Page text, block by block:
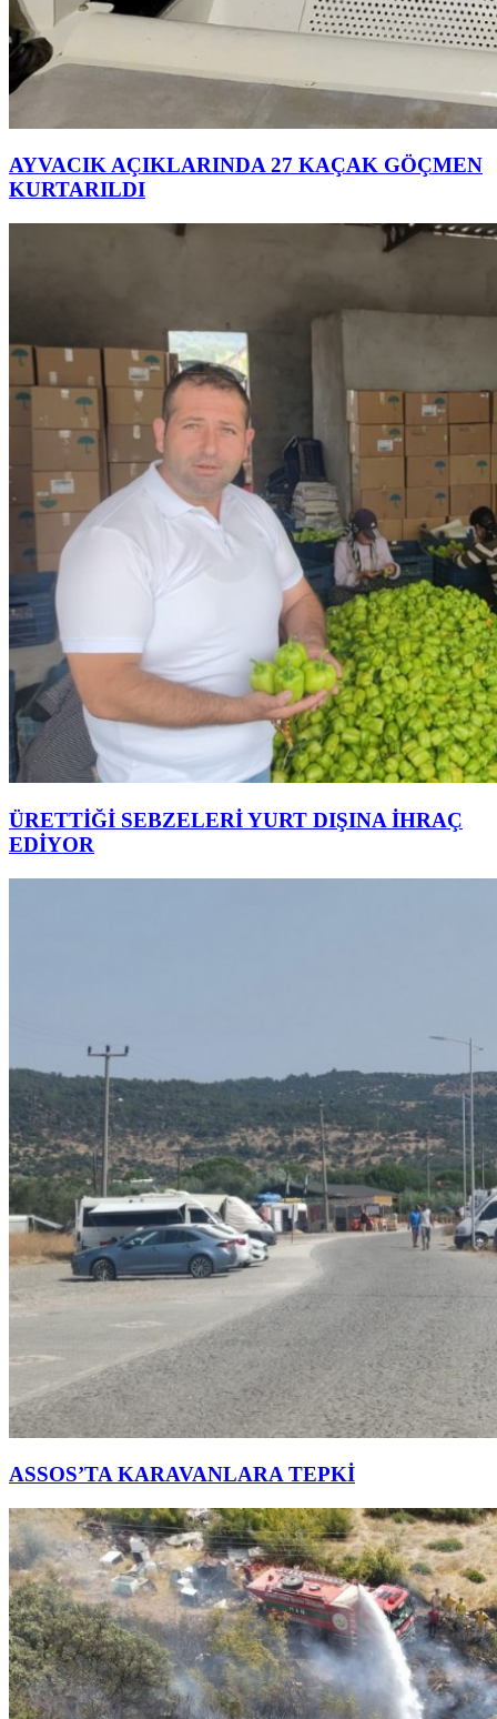
AYVACIK AÇIKLARINDA 27 KAÇAK GÖÇMEN
KURTARILDI
ÜRETTİĞİ SEBZELERİ YURT DIŞINA İHRAÇ
EDİYOR
ASSOS’TA KARAVANLARA TEPKİ